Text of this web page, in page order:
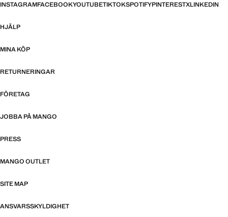
INSTAGRAMFACEBOOKYOUTUBETIKTOKSPOTIFYPINTERESTXLINKEDIN
HJÄLP
MINA KÖP
RETURNERINGAR
FÖRETAG
JOBBA PÅ MANGO
PRESS
MANGO OUTLET
SITE MAP
ANSVARSSKYLDIGHET